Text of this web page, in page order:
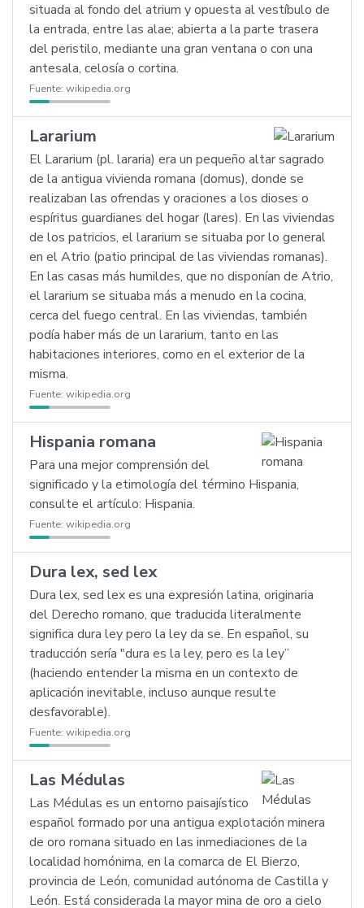
situada al fondo del atrium y opuesta al vestíbulo de
la entrada, entre las alae; abierta a la parte trasera
del peristilo, mediante una gran ventana o con una
antesala, celosía o cortina.
Fuente: wikipedia.org
Lararium
El Lararium (pl. lararia) era un pequeño altar sagrado
de la antigua vivienda romana (domus), donde se
realizaban las ofrendas y oraciones a los dioses o
espíritus guardianes del hogar (lares). En las viviendas
de los patricios, el lararium se situaba por lo general
en el Atrio (patio principal de las viviendas romanas).
En las casas más humildes, que no disponían de Atrio,
el lararium se situaba más a menudo en la cocina,
cerca del fuego central. En las viviendas, también
podía haber más de un lararium, tanto en las
habitaciones interiores, como en el exterior de la
misma.
Fuente: wikipedia.org
Hispania romana
Para una mejor comprensión del
significado y la etimología del término Hispania,
consulte el artículo: Hispania.
Fuente: wikipedia.org
Dura lex, sed lex
Dura lex, sed lex es una expresión latina, originaria
del Derecho romano, que traducida literalmente
significa dura ley pero la ley da se. En español, su
traducción sería "dura es la ley, pero es la ley”
(haciendo entender la misma en un contexto de
aplicación inevitable, incluso aunque resulte
desfavorable).
Fuente: wikipedia.org
Las Médulas
Las Médulas es un entorno paisajístico
español formado por una antigua explotación minera
de oro romana situado en las inmediaciones de la
localidad homónima, en la comarca de El Bierzo,
provincia de León, comunidad autónoma de Castilla y
León. Está considerada la mayor mina de oro a cielo